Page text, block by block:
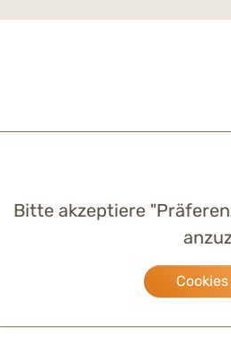
Bitte akzeptiere